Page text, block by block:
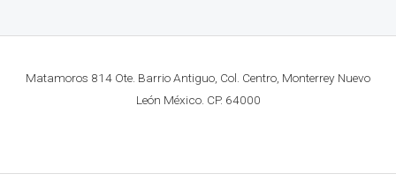
Matamoros 814 Ote. Barrio Antiguo, Col. Centro, Monterrey Nuevo
León México. CP. 64000